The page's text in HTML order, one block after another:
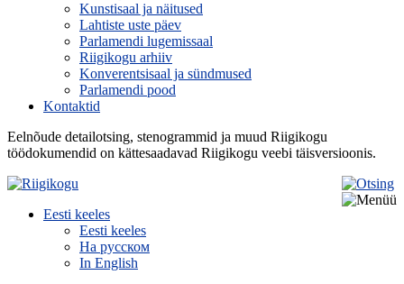
Kunstisaal ja näitused
Lahtiste uste päev
Parlamendi lugemissaal
Riigikogu arhiiv
Konverentsisaal ja sündmused
Parlamendi pood
Kontaktid
Eelnõude detailotsing, stenogrammid ja muud Riigikogu
töödokumendid on kättesaadavad Riigikogu veebi täisversioonis.
Eesti keeles
Eesti keeles
На русском
In English